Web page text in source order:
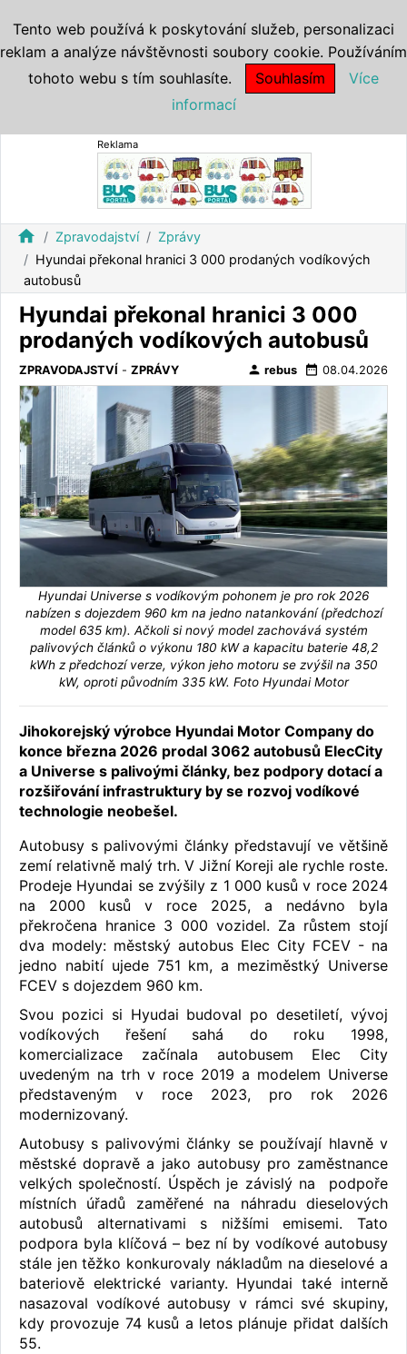
Reklama
home Zpravodajství
Zprávy
Hyundai překonal hranici 3 000 prodaných vodíkových
autobusů
Hyundai překonal hranici 3 000
prodaných vodíkových autobusů
ZPRAVODAJSTVÍ - ZPRÁVY person rebus date_range 08.04.2026
Hyundai Universe s vodíkovým pohonem je pro rok 2026
nabízen s dojezdem 960 km na jedno natankování (předchozí
model 635 km). Ačkoli si nový model zachovává systém
palivových článků o výkonu 180 kW a kapacitu baterie 48,2
kWh z předchozí verze, výkon jeho motoru se zvýšil na 350
kW, oproti původním 335 kW. Foto Hyundai Motor
Jihokorejský výrobce Hyundai Motor Company do
konce března 2026 prodal 3062 autobusů ElecCity
a Universe s palivoými články, bez podpory dotací a
rozšiřování infrastruktury by se rozvoj vodíkové
technologie neobešel.
Autobusy s palivovými články představují ve většině
zemí relativně malý trh. V Jižní Koreji ale rychle roste.
Prodeje Hyundai se zvýšily z 1 000 kusů v roce 2024
na 2000 kusů v roce 2025, a nedávno byla
překročena hranice 3 000 vozidel. Za růstem stojí
dva modely: městský autobus Elec City FCEV - na
jedno nabití ujede 751 km, a meziměstký Universe
FCEV s dojezdem 960 km.
Svou pozici si Hyudai budoval po desetiletí, vývoj
vodíkových řešení sahá do roku 1998,
komercializace začínala autobusem Elec City
uvedeným na trh v roce 2019 a modelem Universe
představeným v roce 2023, pro rok 2026
modernizovaný.
Autobusy s palivovými články se používají hlavně v
městské dopravě a jako autobusy pro zaměstnance
velkých společností. Úspěch je závislý na podpoře
místních úřadů zaměřené na náhradu dieselových
autobusů alternativami s nižšími emisemi. Tato
podpora byla klíčová – bez ní by vodíkové autobusy
stále jen těžko konkurovaly nákladům na dieselové a
bateriově elektrické varianty. Hyundai také interně
nasazoval vodíkové autobusy v rámci své skupiny,
kdy provozuje 74 kusů a letos plánuje přidat dalších
55.
Tento web používá k poskytování služeb, personalizaci
reklam a analýze návštěvnosti soubory cookie. Používáním
tohoto webu s tím souhlasíte.
Souhlasím
Více
informací